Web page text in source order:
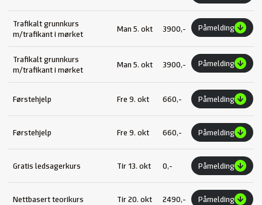
Trafikalt grunnkurs
m/trafikant i mørket
Man 5. okt 3900,- Påmelding
Trafikalt grunnkurs
m/trafikant i mørket
Man 5. okt 3900,- Påmelding
Førstehjelp Fre 9. okt 660,- Påmelding
Førstehjelp Fre 9. okt 660,- Påmelding
Gratis ledsagerkurs Tir 13. okt 0,- Påmelding
Nettbasert teorikurs Tir 20. okt 2490,- Påmelding